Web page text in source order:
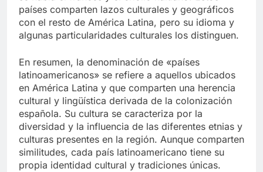
países comparten lazos culturales y geográficos
con el resto de América Latina, pero su idioma y
algunas particularidades culturales los distinguen.
En resumen, la denominación de «países
latinoamericanos» se refiere a aquellos ubicados
en América Latina y que comparten una herencia
cultural y lingüística derivada de la colonización
española. Su cultura se caracteriza por la
diversidad y la influencia de las diferentes etnias y
culturas presentes en la región. Aunque comparten
similitudes, cada país latinoamericano tiene su
propia identidad cultural y tradiciones únicas.